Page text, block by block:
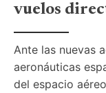
vuelos
Ante las nuevas
aeronáuticas
del espacio